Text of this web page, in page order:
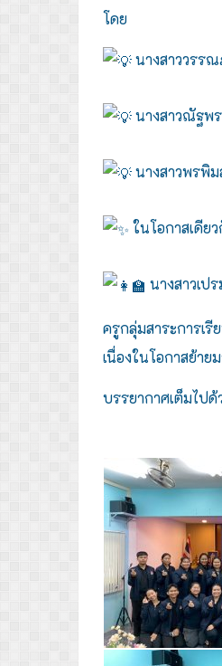
โดย
นางสาววรร
นางสาวณัฐพ
นางสาวพรพิม
ในโอกาสเดีย
นางสาวเป
ครูกลุ่มสาระการเ
เนื่องในโอกาสย้า
บรรยากาศเต็มไป